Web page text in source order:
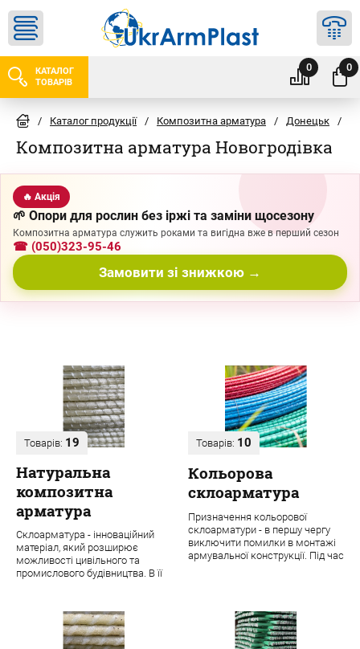
КАТАЛОГ
ТОВАРІВ
0 0
/ Каталог продукції / Композитна арматура / Донецьк /
Композитна арматура Новогродівка
🔥 Акція
🌱 Опори для рослин без іржі та заміни щосезону
Композитна арматура служить роками та вигідна вже в перший сезон
☎ (050)323-95-46
Замовити зі знижкою →
Товарів: 19
Натуральна
композитна
арматура
Склоарматура - інноваційний
матеріал, який розширює
можливості цивільного та
промислового будівництва. В її
Товарів: 10
Кольорова
склоарматура
Призначення кольорової
склоарматури - в першу чергу
виключити помилки в монтажі
армувальної конструкції. Під час